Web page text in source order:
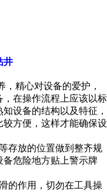
井
精心对设备的爱护，
，在操作流程上应该以标
设备的结构以及特征，
较方便，这样才能确保设
存放的位置做到整齐规
危险地方贴上警示牌
的作用，切勿在工具操